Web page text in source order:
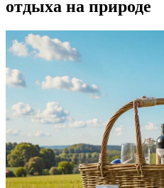
отдыха на природе